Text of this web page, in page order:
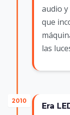
audio
que
las
2010
Era